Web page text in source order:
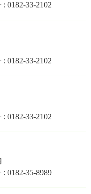
0182-33-2102
0182-33-2102
0182-33-2102
0182-35-8989